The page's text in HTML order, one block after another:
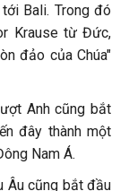
Bali. Trong đó
Krause từ Đức,
đảo của Chúa"
Anh cũng bắt
đây thành một
Nam Á.
Âu cũng bắt đầu